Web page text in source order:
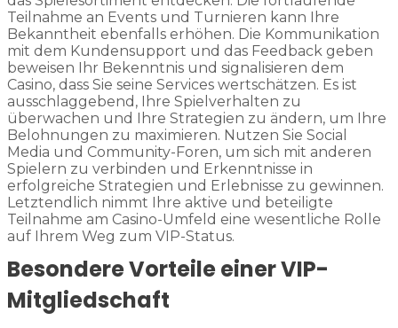
Teilnahme an Events und Turnieren kann Ihre
Bekanntheit ebenfalls erhöhen. Die Kommunikation
mit dem Kundensupport und das Feedback geben
beweisen Ihr Bekenntnis und signalisieren dem
Casino, dass Sie seine Services wertschätzen. Es ist
ausschlaggebend, Ihre Spielverhalten zu
überwachen und Ihre Strategien zu ändern, um Ihre
Belohnungen zu maximieren. Nutzen Sie Social
Media und Community-Foren, um sich mit anderen
Spielern zu verbinden und Erkenntnisse in
erfolgreiche Strategien und Erlebnisse zu gewinnen.
Letztendlich nimmt Ihre aktive und beteiligte
Teilnahme am Casino-Umfeld eine wesentliche Rolle
auf Ihrem Weg zum VIP-Status.
Besondere Vorteile einer VIP-
Mitgliedschaft